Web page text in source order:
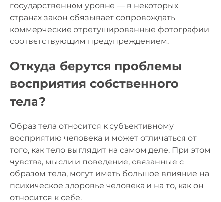
государственном уровне — в некоторых
странах закон обязывает сопровождать
коммерческие отретушированные фотографии
соответствующим предупреждением.
Откуда берутся проблемы
восприятия собственного
тела?
Образ тела относится к субъективному
восприятию человека и может отличаться от
того, как тело выглядит на самом деле. При этом
чувства, мысли и поведение, связанные с
образом тела, могут иметь большое влияние на
психическое здоровье человека и на то, как он
относится к себе.